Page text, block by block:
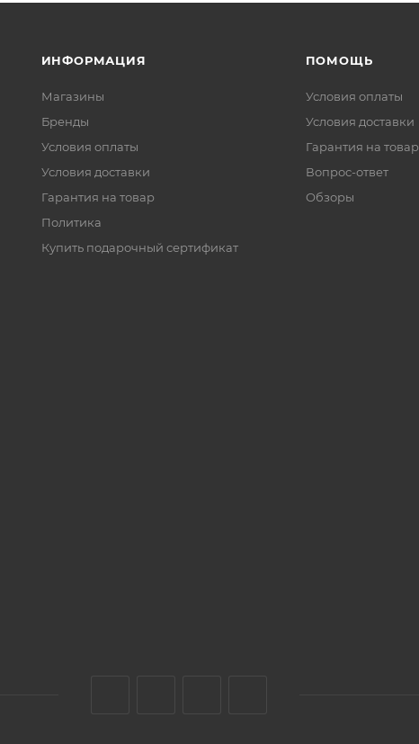
ИНФОРМАЦИЯ
Магазины
Бренды
Условия оплаты
Условия доставки
Гарантия на товар
Политика
Купить подарочный сертификат
ПОМОЩЬ
Условия оплаты
Условия доставки
Гарантия на товар
Вопрос-ответ
Обзоры